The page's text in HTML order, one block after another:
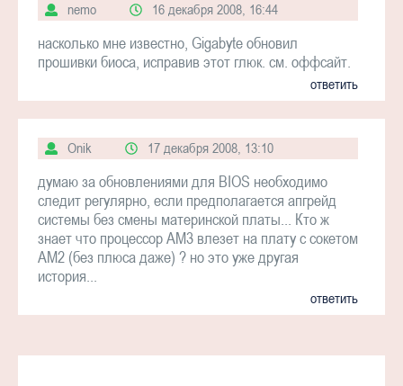
nemo 16 декабря 2008, 16:44
насколько мне известно, Gigabyte обновил
прошивки биоса, исправив этот глюк. см. оффсайт.
ответить
Onik 17 декабря 2008, 13:10
думаю за обновлениями для BIOS необходимо
следит регулярно, если предполагается апгрейд
системы без смены материнской платы... Кто ж
знает что процессор AM3 влезет на плату с сокетом
AM2 (без плюса даже) ? но это уже другая
история...
ответить